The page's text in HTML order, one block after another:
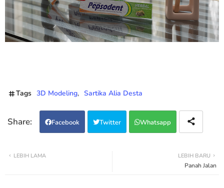
Tags 3D Modeling Sartika Alia Desta
Facebook Twitter Whatsapp
LEBIH BARU
Panah Jalan
LEBIH LAMA